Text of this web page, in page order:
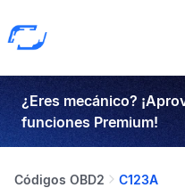
¿Eres mecánico?
funciones Premium!
Códigos OBD2 C123A